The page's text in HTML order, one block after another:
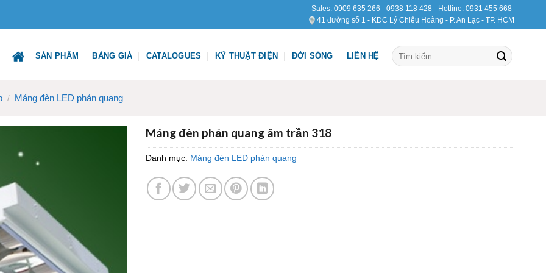
Sales: 0909 635 266 - 0938 118 428 - Hotline: 0931 455 668
41 đường số 1 - KDC Lý Chiêu Hoàng - P. An Lạc - TP. HCM
SẢN PHẨM BẢNG GIÁ CATALOGUES KỸ THUẬT ĐIỆN ĐỜI SỐNG LIÊN HỆ
Tìm
kiếm:
/ Máng đèn LED phản quang
Máng đèn phản quang âm trần 318
Danh mục: Máng đèn LED phản quang